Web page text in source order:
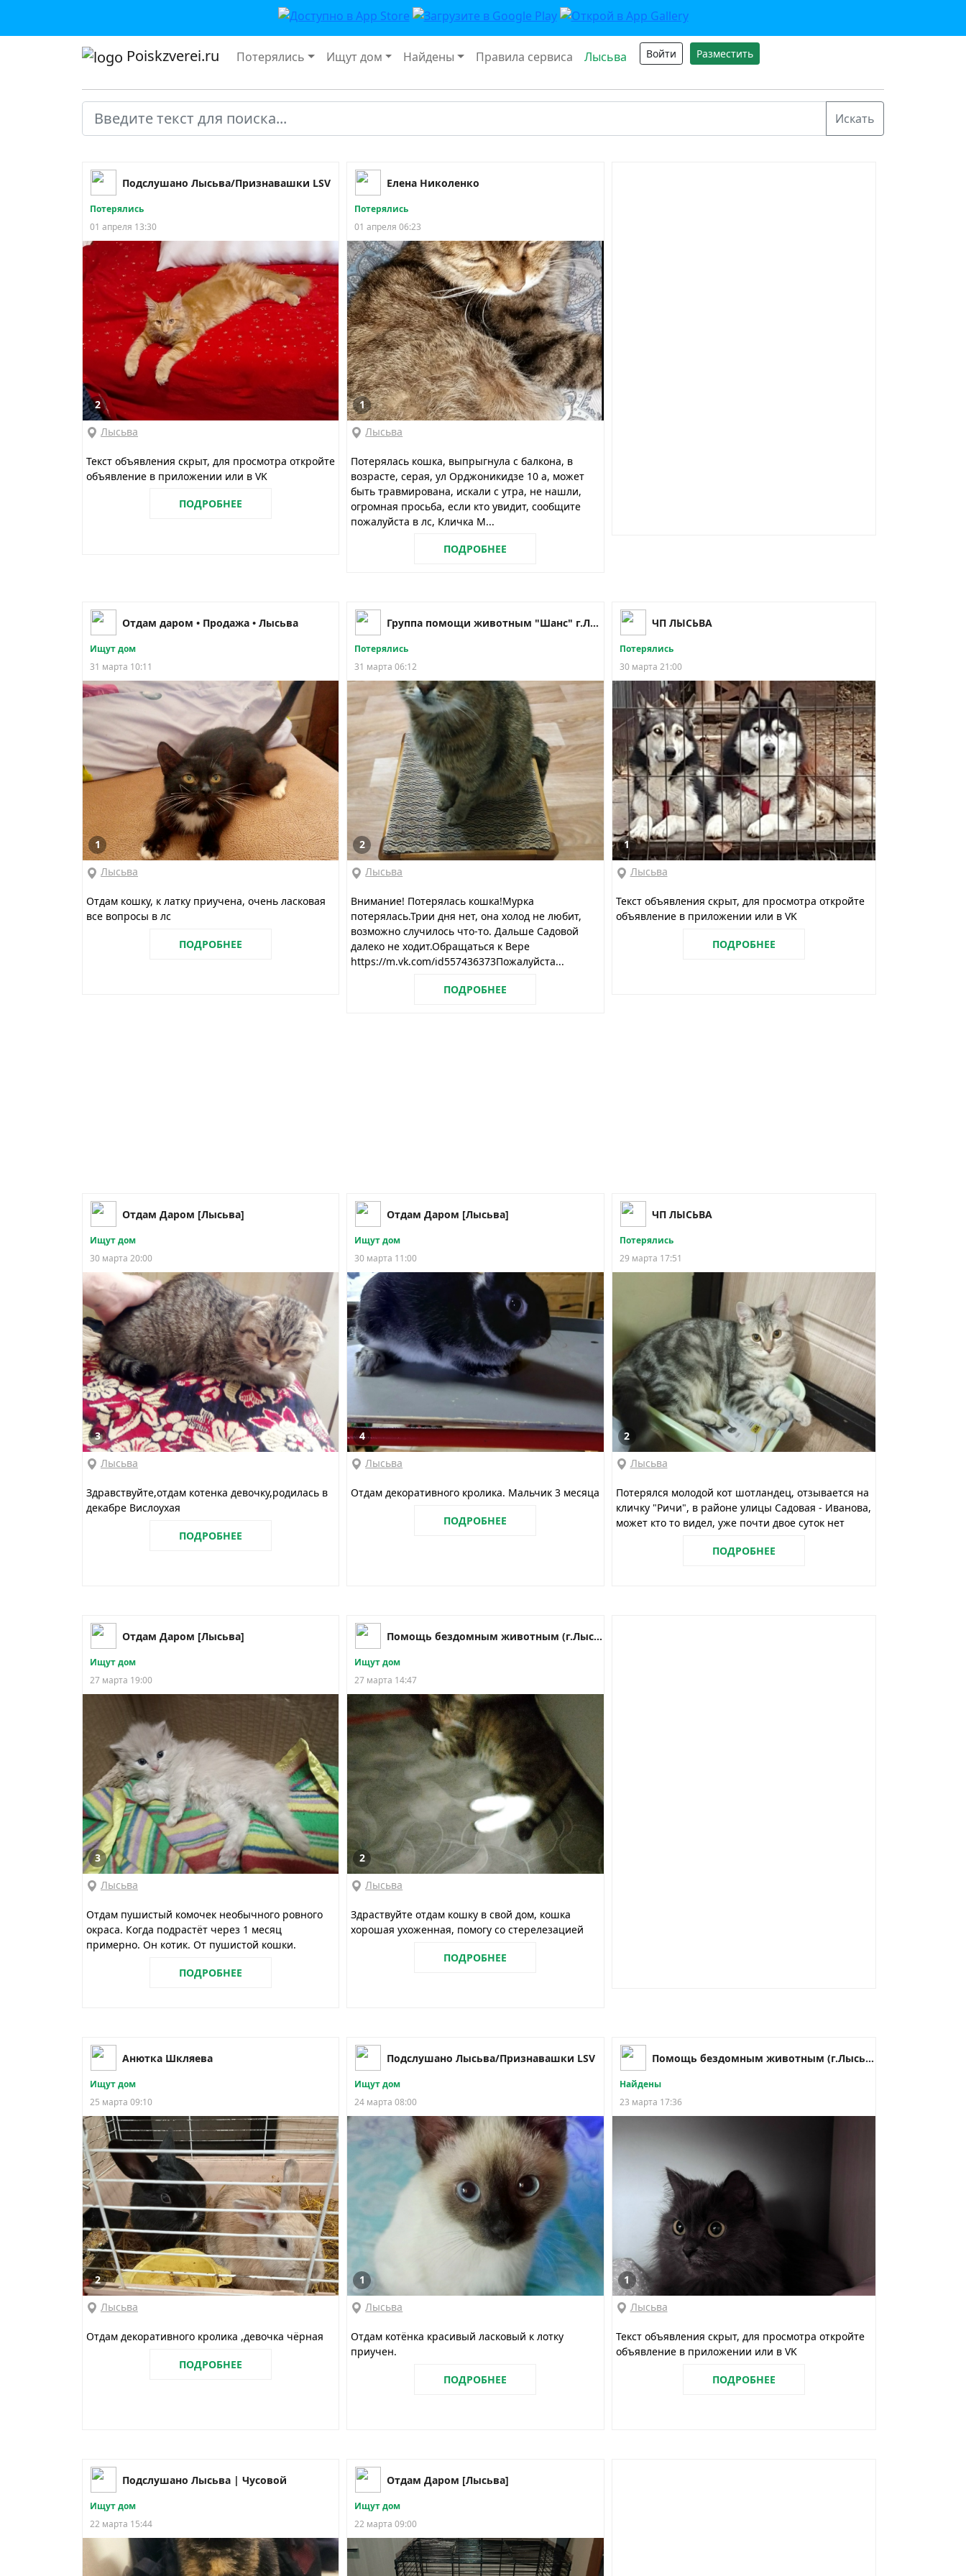
Poiskzverei.ru Потерялись Ищут дом Найдены Правила сервиса Лысьва Войти Разместить
Подслушано Лысьва/Признавашки LSV
Потерялись
01 апреля 13:30
2
Лысьва
Текст объявления скрыт, для просмотра откройте
объявление в приложении или в VK
ПОДРОБНЕЕ
Елена Николенко
Потерялись
01 апреля 06:23
1
Лысьва
Потерялась кошка, выпрыгнула с балкона, в
возрасте, серая, ул Орджоникидзе 10 а, может
быть травмирована, искали с утра, не нашли,
огромная просьба, если кто увидит, сообщите
пожалуйста в лс, Кличка М...
ПОДРОБНЕЕ
Отдам даром • Продажа • Лысьва
Ищут дом
31 марта 10:11
1
Лысьва
Отдам кошку, к латку приучена, очень ласковая
все вопросы в лс
ПОДРОБНЕЕ
Группа помощи животным "Шанс" г.Лысьва
Потерялись
31 марта 06:12
2
Лысьва
Внимание! Потерялась кошка!Мурка
потерялась.Трии дня нет, она холод не любит,
возможно случилось что-то. Дальше Садовой
далеко не ходит.Обращаться к Вере
https://m.vk.com/id557436373Пожалуйста...
ПОДРОБНЕЕ
ЧП ЛЫСЬВА
Потерялись
30 марта 21:00
1
Лысьва
Текст объявления скрыт, для просмотра откройте
объявление в приложении или в VK
ПОДРОБНЕЕ
Отдам Даром [Лысьва]
Ищут дом
30 марта 20:00
3
Лысьва
Здравствуйте,отдам котенка девочку,родилась в
декабре Вислоухая
ПОДРОБНЕЕ
Отдам Даром [Лысьва]
Ищут дом
30 марта 11:00
4
Лысьва
Отдам декоративного кролика. Мальчик 3 месяца
ПОДРОБНЕЕ
ЧП ЛЫСЬВА
Потерялись
29 марта 17:51
2
Лысьва
Потерялся молодой кот шотландец, отзывается на
кличку "Ричи", в районе улицы Садовая - Иванова,
может кто то видел, уже почти двое суток нет
ПОДРОБНЕЕ
Отдам Даром [Лысьва]
Ищут дом
27 марта 19:00
3
Лысьва
Отдам пушистый комочек необычного ровного
окраса. Когда подрастёт через 1 месяц
примерно. Он котик. От пушистой кошки.
ПОДРОБНЕЕ
Помощь бездомным животным (г.Лысьва)
Ищут дом
27 марта 14:47
2
Лысьва
Здраствуйте отдам кошку в свой дом, кошка
хорошая ухоженная, помогу со стерелезацией
ПОДРОБНЕЕ
Анютка Шкляева
Ищут дом
25 марта 09:10
2
Лысьва
Отдам декоративного кролика ,девочка чёрная
ПОДРОБНЕЕ
Подслушано Лысьва/Признавашки LSV
Ищут дом
24 марта 08:00
1
Лысьва
Отдам котёнка красивый ласковый к лотку
приучен.
ПОДРОБНЕЕ
Помощь бездомным животным (г.Лысьва)
Найдены
23 марта 17:36
1
Лысьва
Текст объявления скрыт, для просмотра откройте
объявление в приложении или в VK
ПОДРОБНЕЕ
Подслушано Лысьва | Чусовой
Ищут дом
22 марта 15:44
Отдам Даром [Лысьва]
Ищут дом
22 марта 09:00